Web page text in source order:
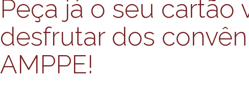
Peça já o seu cartão
desfrutar dos
AMPPE!